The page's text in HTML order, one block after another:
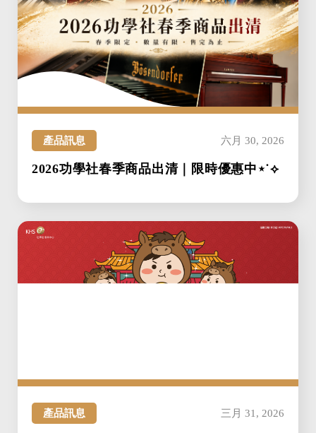
產品訊息 六月 30, 2026
2026功學社春季商品出清｜限時優惠中⋆˙⟡
產品訊息 三月 31, 2026